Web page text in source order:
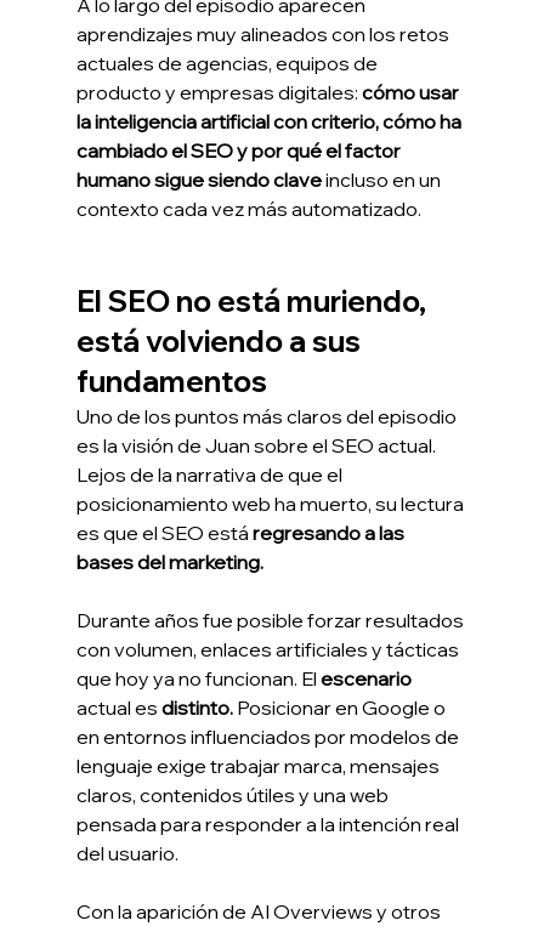
aprendizajes muy alineados con los retos
actuales de agencias, equipos de
producto y empresas digitales: cómo usar
la inteligencia artificial con criterio, cómo ha
cambiado el SEO y por qué el factor
humano sigue siendo clave incluso en un
contexto cada vez más automatizado.
El SEO no está muriendo,
está volviendo a sus
fundamentos
Uno de los puntos más claros del episodio
es la visión de Juan sobre el SEO actual.
Lejos de la narrativa de que el
posicionamiento web ha muerto, su lectura
es que el SEO está regresando a las
bases del marketing.
Durante años fue posible forzar resultados
con volumen, enlaces artificiales y tácticas
que hoy ya no funcionan. El escenario
actual es distinto. Posicionar en Google o
en entornos influenciados por modelos de
lenguaje exige trabajar marca, mensajes
claros, contenidos útiles y una web
pensada para responder a la intención real
del usuario.
Con la aparición de AI Overviews y otros